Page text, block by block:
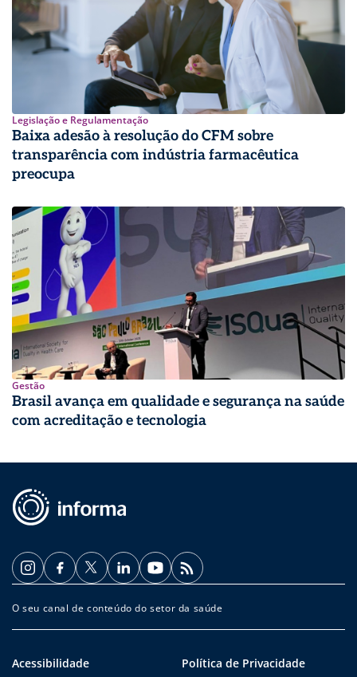
Legislação e Regulamentação
Baixa adesão à resolução do CFM sobre
transparência com indústria farmacêutica
preocupa
Gestão
Brasil avança em qualidade e segurança na saúde
com acreditação e tecnologia
O seu canal de conteúdo do setor da saúde
Acessibilidade Política de Privacidade